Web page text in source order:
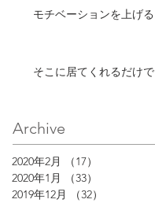
モチベーションを上げる
そこに居てくれるだけで
Archive
2020年2月 （17）
2020年1月
（33）
2019年12月
（32）